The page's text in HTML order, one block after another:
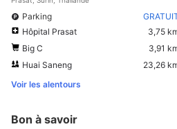
Parking
Hôpital Prasat
3,75
Big C
3,91
Huai Saneng
23,26
Voir les alentours
Bon à savoir